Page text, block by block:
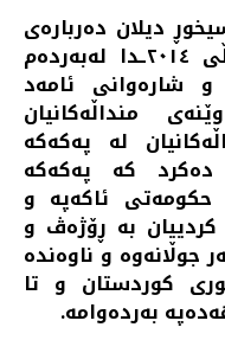
دیلان دەربارەی
ئەو خێزانانە بوون کە لە ساڵی ٢٠١٤ـدا لەبەردەم
شارەوانی ئامەد
منداڵەکانیان
لە پەکەکە
دەکرد کە پەکەکە
حکومەتی ئاکەپە و
کردییان بە ڕۆژەڤ و
جوڵانەوە و ناوەندە
کوردستان و تا
بەردەوامە.